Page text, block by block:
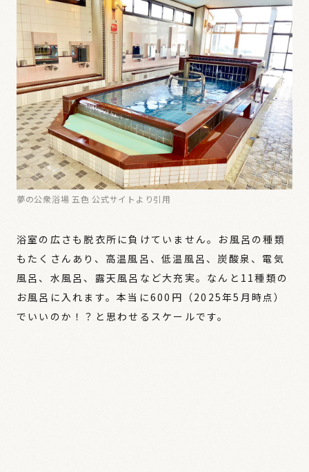
夢の公衆浴場 五色 公式サイトより引用
浴室の広さも脱衣所に負けていません。お風呂の種類
もたくさんあり、高温風呂、低温風呂、炭酸泉、電気
風呂、水風呂、露天風呂など大充実。なんと11種類の
お風呂に入れます。本当に600円（2025年5月時点）
でいいのか！？と思わせるスケールです。